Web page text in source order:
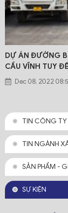
TIN CÔNG
TIN NGÀNH
SẢN PHẨM -
SỰ KIỆN
DỰ ÁN ĐƯỜNG
CẦU VĨNH TUY
Dec 08, 2022